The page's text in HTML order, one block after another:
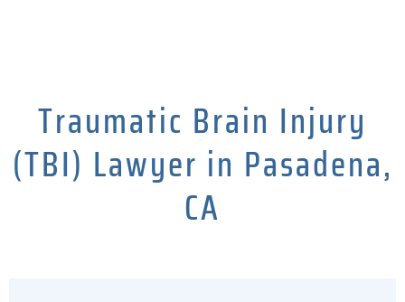
Traumatic Brain Injury
(TBI) Lawyer in Pasadena,
CA